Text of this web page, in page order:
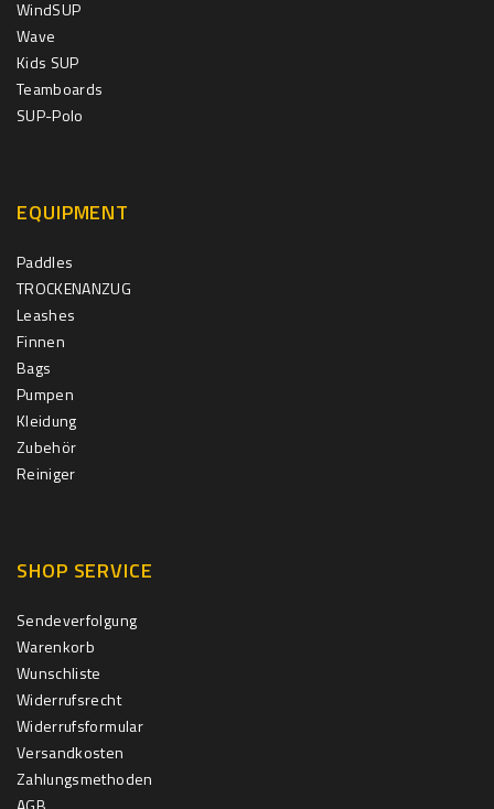
WindSUP
Wave
Kids SUP
Teamboards
SUP-Polo
EQUIPMENT
Paddles
TROCKENANZUG
Leashes
Finnen
Bags
Pumpen
Kleidung
Zubehör
Reiniger
SHOP SERVICE
Sendeverfolgung
Warenkorb
Wunschliste
Widerrufsrecht
Widerrufsformular
Versandkosten
Zahlungsmethoden